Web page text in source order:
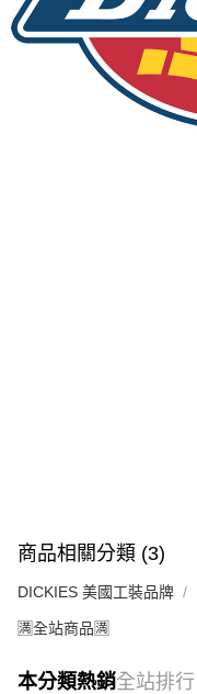
商品相關分類 (3)
DICKIES 美國工裝品牌
🈵全站商品🈵
本分類熱銷全站排行